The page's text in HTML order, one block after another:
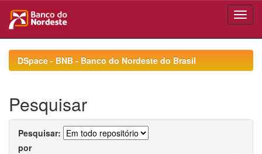
navigationDSpace - BNB - Banco do Nordeste do Brasil
Pesquisar
Pesquisar:
por